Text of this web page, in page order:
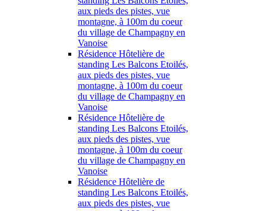
aux pieds des pistes, vue
montagne, à 100m du coeur
du village de Champagny en
Vanoise
Résidence Hôtelière de
standing Les Balcons Etoilés,
aux pieds des pistes, vue
montagne, à 100m du coeur
du village de Champagny en
Vanoise
Résidence Hôtelière de
standing Les Balcons Etoilés,
aux pieds des pistes, vue
montagne, à 100m du coeur
du village de Champagny en
Vanoise
Résidence Hôtelière de
standing Les Balcons Etoilés,
aux pieds des pistes, vue